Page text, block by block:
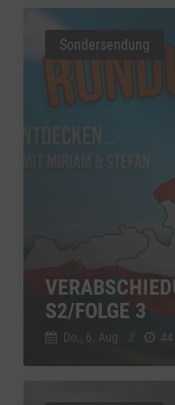
S2/FOLGE 3
Do., 6. Aug. // 44
Sondersendung